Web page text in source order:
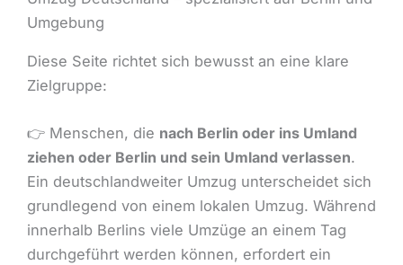
Umgebung
Diese Seite richtet sich bewusst an eine klare
Zielgruppe:
👉 Menschen, die nach Berlin oder ins Umland
ziehen oder Berlin und sein Umland verlassen.
Ein deutschlandweiter Umzug unterscheidet sich
grundlegend von einem lokalen Umzug. Während
innerhalb Berlins viele Umzüge an einem Tag
durchgeführt werden können, erfordert ein